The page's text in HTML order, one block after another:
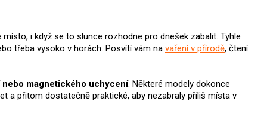
i když se to slunce rozhodne pro dnešek zabalit. Tyhle
třeba vysoko v horách. Posvítí vám na vaření v přírodě, čtení
nebo magnetického uchycení. Některé modely dokonce
a přitom dostatečně praktické, aby nezabraly příliš místa v